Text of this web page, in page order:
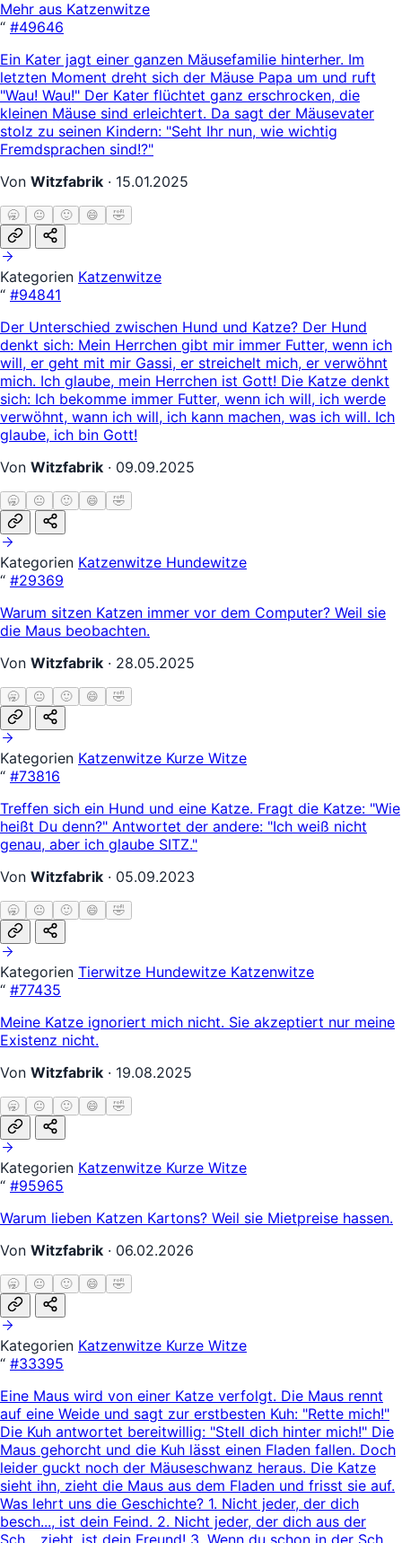
Mehr aus Katzenwitze
“ #49646
Ein Kater jagt einer ganzen Mäusefamilie hinterher. Im
letzten Moment dreht sich der Mäuse Papa um und ruft
"Wau! Wau!" Der Kater flüchtet ganz erschrocken, die
kleinen Mäuse sind erleichtert. Da sagt der Mäusevater
stolz zu seinen Kindern: "Seht Ihr nun, wie wichtig
Fremdsprachen sind!?"
Von Witzfabrik · 15.01.2025
🥱 😐 🙂 😄 🤣
Kategorien Katzenwitze
“ #94841
Der Unterschied zwischen Hund und Katze? Der Hund
denkt sich: Mein Herrchen gibt mir immer Futter, wenn ich
will, er geht mit mir Gassi, er streichelt mich, er verwöhnt
mich. Ich glaube, mein Herrchen ist Gott! Die Katze denkt
sich: Ich bekomme immer Futter, wenn ich will, ich werde
verwöhnt, wann ich will, ich kann machen, was ich will. Ich
glaube, ich bin Gott!
Von Witzfabrik · 09.09.2025
🥱 😐 🙂 😄 🤣
Kategorien Katzenwitze Hundewitze
“ #29369
Warum sitzen Katzen immer vor dem Computer? Weil sie
die Maus beobachten.
Von Witzfabrik · 28.05.2025
🥱 😐 🙂 😄 🤣
Kategorien Katzenwitze Kurze Witze
“ #73816
Treffen sich ein Hund und eine Katze. Fragt die Katze: "Wie
heißt Du denn?" Antwortet der andere: "Ich weiß nicht
genau, aber ich glaube SITZ."
Von Witzfabrik · 05.09.2023
🥱 😐 🙂 😄 🤣
Kategorien Tierwitze Hundewitze Katzenwitze
“ #77435
Meine Katze ignoriert mich nicht. Sie akzeptiert nur meine
Existenz nicht.
Von Witzfabrik · 19.08.2025
🥱 😐 🙂 😄 🤣
Kategorien Katzenwitze Kurze Witze
“ #95965
Warum lieben Katzen Kartons? Weil sie Mietpreise hassen.
Von Witzfabrik · 06.02.2026
🥱 😐 🙂 😄 🤣
Kategorien Katzenwitze Kurze Witze
“ #33395
Eine Maus wird von einer Katze verfolgt. Die Maus rennt
auf eine Weide und sagt zur erstbesten Kuh: "Rette mich!"
Die Kuh antwortet bereitwillig: "Stell dich hinter mich!" Die
Maus gehorcht und die Kuh lässt einen Fladen fallen. Doch
leider guckt noch der Mäuseschwanz heraus. Die Katze
sieht ihn, zieht die Maus aus dem Fladen und frisst sie auf.
Was lehrt uns die Geschichte? 1. Nicht jeder, der dich
besch..., ist dein Feind. 2. Nicht jeder, der dich aus der
Sch... zieht, ist dein Freund! 3. Wenn du schon in der Sch...